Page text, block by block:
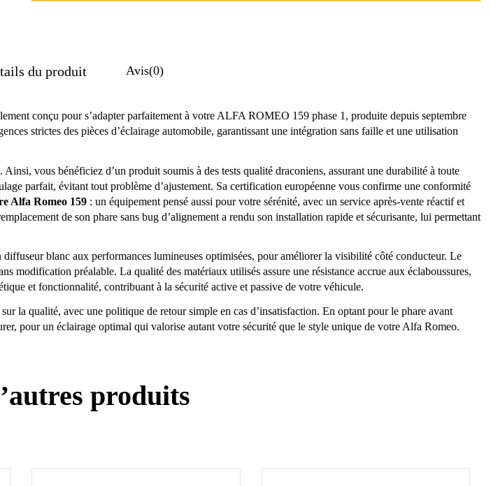
du produit Avis(0)
conçu pour s’adapter parfaitement à votre ALFA ROMEO 159 phase 1, produite depuis septembre
strictes des pièces d’éclairage automobile, garantissant une intégration sans faille et une utilisation
vous bénéficiez d’un produit soumis à des tests qualité draconiens, assurant une durabilité à toute
parfait, évitant tout problème d’ajustement. Sa certification européenne vous confirme une conformité
Alfa Romeo 159 : un équipement pensé aussi pour votre sérénité, avec un service après-vente réactif et
de son phare sans bug d’alignement a rendu son installation rapide et sécurisante, lui permettant
blanc aux performances lumineuses optimisées, pour améliorer la visibilité côté conducteur. Le
modification préalable. La qualité des matériaux utilisés assure une résistance accrue aux éclaboussures,
et fonctionnalité, contribuant à la sécurité active et passive de votre véhicule.
la qualité, avec une politique de retour simple en cas d’insatisfaction. En optant pour le phare avant
pour un éclairage optimal qui valorise autant votre sécurité que le style unique de votre Alfa Romeo.
produits